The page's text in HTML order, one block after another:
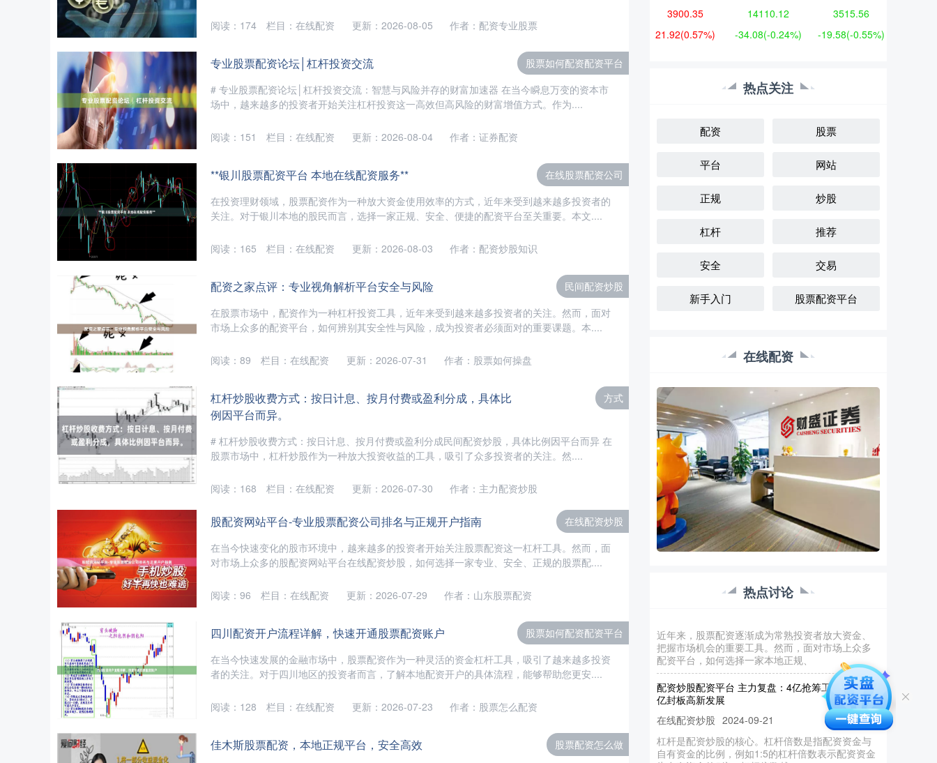
更新：2026-08-05 作者：配资专业股票
阅读： 174 栏目： 在线配资
专业股票配资论坛│杠杆投资交流
# 专业股票配资论坛│杠杆投资交流：智慧与风险并存的财富加速器 在当今瞬息万变的资本市
场中，越来越多的投资者开始关注杠杆投资这一高效但高风险的财富增值方式。作为....
股票如何配资配资平台
更新：2026-08-04 作者：证券配资
阅读： 151 栏目： 在线配资
**银川股票配资平台 本地在线配资服务**
在投资理财领域，股票配资作为一种放大资金使用效率的方式，近年来受到越来越多投资者的
关注。对于银川本地的股民而言，选择一家正规、安全、便捷的配资平台至关重要。本文....
在线股票配资公司
更新：2026-08-03 作者：配资炒股知识
阅读： 165 栏目： 在线配资
配资之家点评：专业视角解析平台安全与风险
在股票市场中，配资作为一种杠杆投资工具，近年来受到越来越多投资者的关注。然而，面对
市场上众多的配资平台，如何辨别其安全性与风险，成为投资者必须面对的重要课题。本....
民间配资炒股
更新：2026-07-31 作者：股票如何操盘
阅读： 89 栏目： 在线配资
杠杆炒股收费方式：按日计息、按月付费或盈利分成，具体比
例因平台而异。
# 杠杆炒股收费方式：按日计息、按月付费或盈利分成民间配资炒股，具体比例因平台而异 在
股票市场中，杠杆炒股作为一种放大投资收益的工具，吸引了众多投资者的关注。然....
方式
更新：2026-07-30 作者：主力配资炒股
阅读： 168 栏目： 在线配资
股配资网站平台-专业股票配资公司排名与正规开户指南
在当今快速变化的股市环境中，越来越多的投资者开始关注股票配资这一杠杆工具。然而，面
对市场上众多的股配资网站平台在线配资炒股，如何选择一家专业、安全、正规的股票配....
在线配资炒股
更新：2026-07-29 作者：山东股票配资
阅读： 96 栏目： 在线配资
四川配资开户流程详解，快速开通股票配资账户
在当今快速发展的金融市场中，股票配资作为一种灵活的资金杠杆工具，吸引了越来越多投资
者的关注。对于四川地区的投资者而言，了解本地配资开户的具体流程，能够帮助您更安....
股票如何配资配资平台
更新：2026-07-23 作者：股票怎么配资
阅读： 128 栏目： 在线配资
佳木斯股票配资，本地正规平台，安全高效 股票配资怎么做
3900.35
21.92(0.57%)
14110.12
-34.08(-0.24%)
3515.56
-19.58(-0.55%)
热点关注
配资 股票
平台 网站
正规 炒股
杠杆 推荐
安全 交易
新手入门 股票配资平台
在线配资
热点讨论
哪个股票证券公司好 炒股配资：选择可靠平台，开
启财富之路
在线配资
2024-11-03
炒股配资是一种杠杆投资方式，可以放大收益，但
同时也伴随更高的风险。因此，选择一个可靠的配
资平台至关重要。 * **放大资
2026-06-24
把握市场机会的重要工具。然而，面对市场上众多
配资平台，如何选择一家本地正规、
配资炒股配资平台 主力复盘：4亿抢筹工程建设 近3
亿封板高新发展
在线配资炒股 2024-09-21
杠杆是配资炒股的核心。杠杆倍数是指配资资金与
自有资金的比例，例如1:5的杠杆倍数表示配资资金
为自有资金的5倍。杠杆倍数越